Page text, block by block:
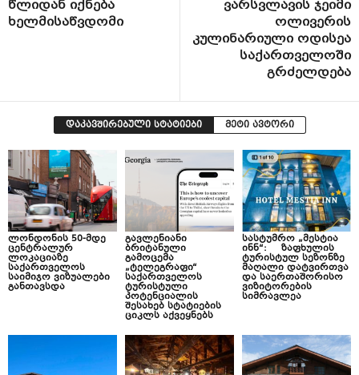
წლიდან იქნება
ხელმისაწვდომი
ვარსვლავის ჯეიმი
ოლივერის
კულინარიული ოდისეა
საქართველოში
გრძელდება
დაკავშირებული სტატიები მეტი ავტორი
ლონდონის 50-მდე
ცენტრალურ
ლოკაციაზე
საქართველოს
საიმიჯო ვიზუალები
განთავსდა
გავლენიანი
ბრიტანული
გამოცემა
„ტელეგრაფი“
საქართველოს
ტურისტული
პოტენციალის
შესახებ სტატიების
ციკლს აქვეყნებს
სასტუმრო „მესტია
ინნ“: ზაფხულის
ტურისტულ სეზონზე
მაღალი დატვირთვა
და საერთაშორისო
ვიზიტორების
სიმრავლეა